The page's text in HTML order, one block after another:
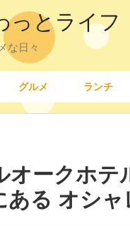
っとライフ
な日々
グルメ ランチ
オークホ
ある オシ